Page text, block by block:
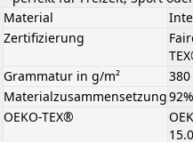
Material
Zertifizierung
Grammatur in g/m²
Materialzusammensetzung
OEKO-TEX®